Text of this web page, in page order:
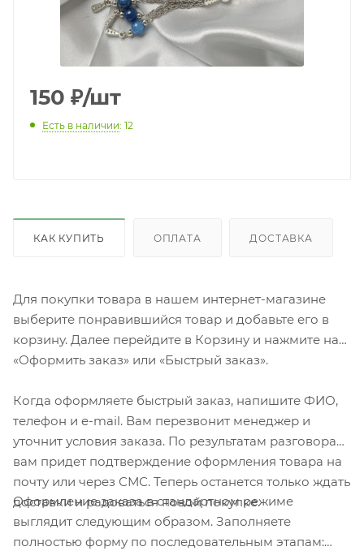
150 ₽/шт
Есть в наличии: 12
КАК КУПИТЬ ОПЛАТА ДОСТАВКА
Для покупки товара в нашем интернет-магазине
выберите понравившийся товар и добавьте его в
корзину. Далее перейдите в Корзину и нажмите на
«Оформить заказ» или «Быстрый заказ».
Когда оформляете быстрый заказ, напишите ФИО,
телефон и e-mail. Вам перезвонит менеджер и
уточнит условия заказа. По результатам разговора
вам придет подтверждение оформления товара на
почту или через СМС. Теперь останется только ждать
доставки и радоваться новой покупке.
Оформление заказа в стандартном режиме
выглядит следующим образом. Заполняете
полностью форму по последовательным этапам: